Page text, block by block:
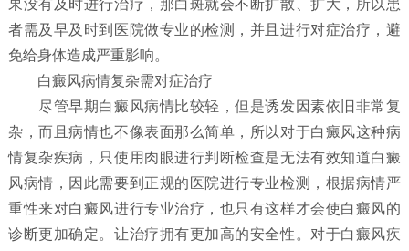
果没有及时进行治疗，那白斑就会不断扩散、扩大，所以患
者需及早及时到医院做专业的检测，并且进行对症治疗，避
免给身体造成严重影响。
白癜风病情复杂需对症治疗
尽管早期白癜风病情比较轻，但是诱发因素依旧非常复
杂，而且病情也不像表面那么简单，所以对于白癜风这种病
情复杂疾病，只使用肉眼进行判断检查是无法有效知道白癜
风病情，因此需要到正规的医院进行专业检测，根据病情严
重性来对白癜风进行专业治疗，也只有这样才会使白癜风的
诊断更加确定。让治疗拥有更加高的安全性。对于白癜风疾